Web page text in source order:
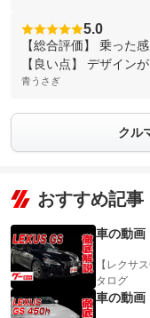
5.0
【総合評価】 乗った
【良い点】 デザイン
青うさぎ
クル
おすすめ記事
車の動画
【レクサ
タログ
車の動画